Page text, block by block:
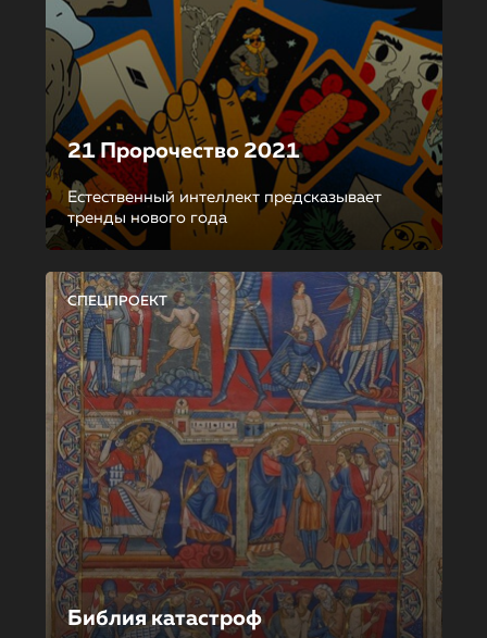
21 Пророчество 2021
Естественный интеллект предсказывает
тренды нового года
СПЕЦПРОЕКТ
Библия катастроф